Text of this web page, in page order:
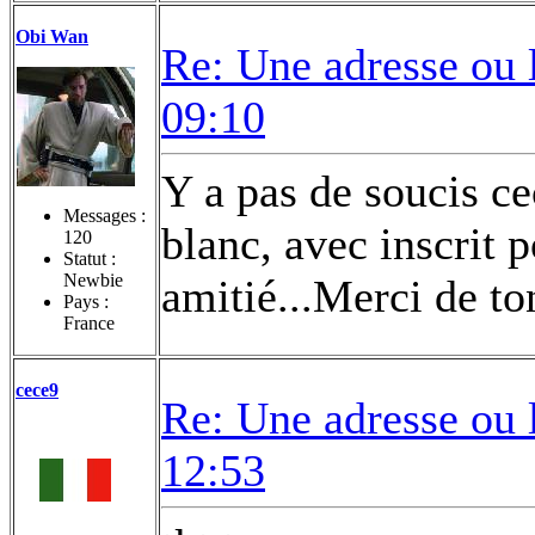
Obi Wan
Messages :
120
Statut :
Newbie
Pays :
France
Re: Une adresse
09:10
Y a pas de soucis
blanc, avec inscrit
amitié...Merci de
cece9
Re: Une adresse
12:53